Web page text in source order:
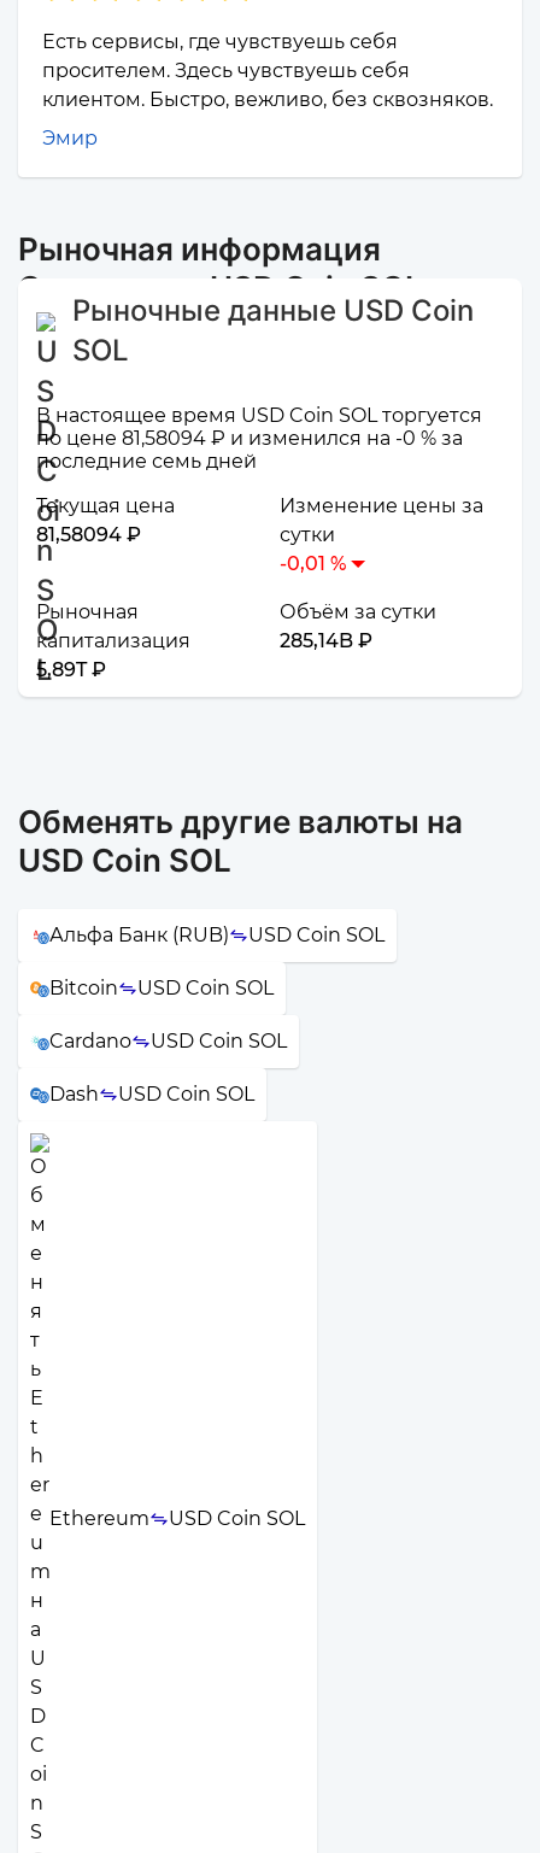
Есть сервисы, где чувствуешь себя
просителем. Здесь чувствуешь себя
клиентом. Быстро, вежливо, без сквозняков.
Эмир
Рыночная информация
Открытие и USD Coin SOL
Рыночные данные USD Coin
SOL
В настоящее время USD Coin SOL торгуется
по цене 81,58094 ₽ и изменился на -0 % за
последние семь дней
Текущая цена
81,58094 ₽
Изменение цены за
сутки
-0,01 %
Рыночная
капитализация
5,89T ₽
Объём за сутки
285,14B ₽
Обменять другие валюты на
USD Coin SOL
Альфа Банк (RUB) USD Coin SOL
Bitcoin USD Coin SOL
Cardano USD Coin SOL
Dash USD Coin SOL
Ethereum USD Coin SOL